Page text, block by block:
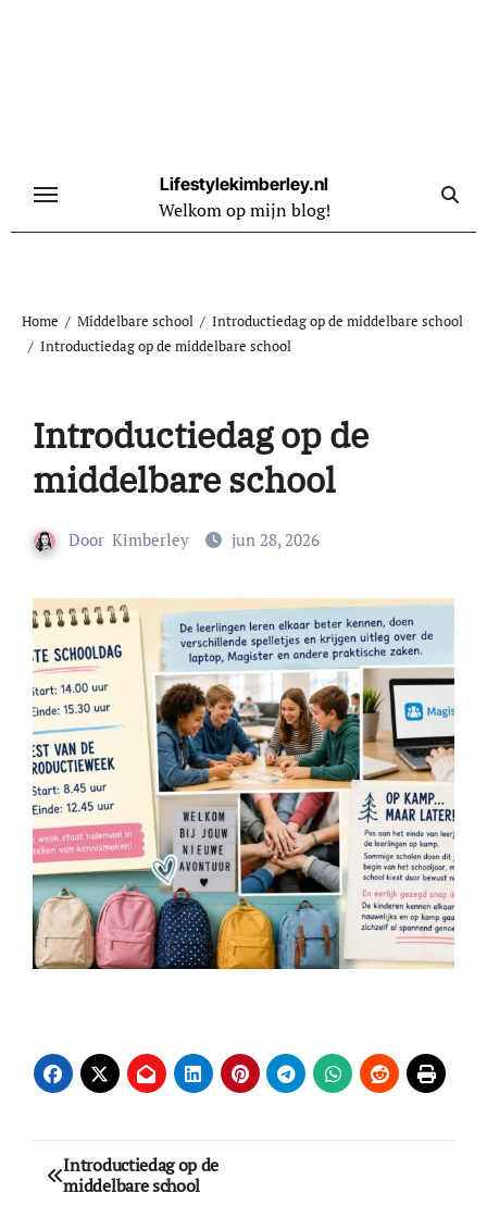
Lifestylekimberley.nl
Welkom op mijn blog!
Home Middelbare school
Introductiedag op de middelbare school
Introductiedag op de middelbare school
Introductiedag op de
middelbare school
Door Kimberley jun 28, 2026
Bericht
navigatie
Introductiedag op de
middelbare school